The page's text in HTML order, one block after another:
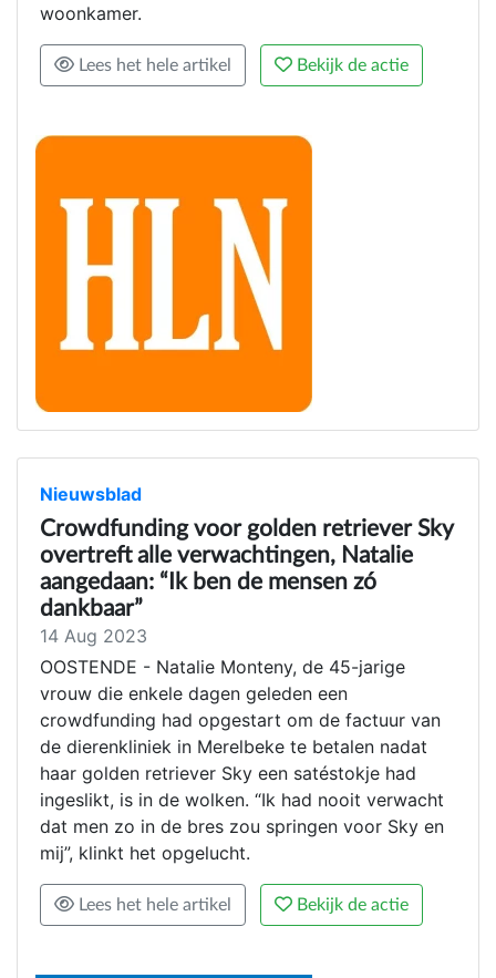
woonkamer.
Lees het hele artikel Bekijk de actie
Nieuwsblad
Crowdfunding voor golden retriever Sky
overtreft alle verwachtingen, Natalie
aangedaan: “Ik ben de mensen zó
dankbaar”
14 Aug 2023
OOSTENDE - Natalie Monteny, de 45-jarige
vrouw die enkele dagen geleden een
crowdfunding had opgestart om de factuur van
de dierenkliniek in Merelbeke te betalen nadat
haar golden retriever Sky een satéstokje had
ingeslikt, is in de wolken. “Ik had nooit verwacht
dat men zo in de bres zou springen voor Sky en
mij”, klinkt het opgelucht.
Lees het hele artikel Bekijk de actie